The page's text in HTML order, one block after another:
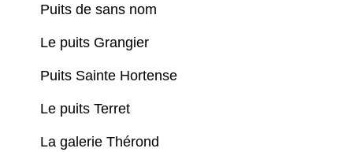
Puits de sans nom
Le puits Grangier
Puits Sainte Hortense
Le puits Terret
La galerie Thérond